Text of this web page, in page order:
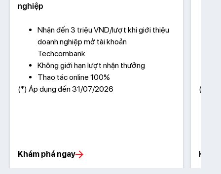
nghiệp
Nhận đến 3 triệu VND/lượt khi giới thiệu
doanh nghiệp mở tài khoản
Techcombank
Không giới hạn lượt nhận thưởng
Thao tác online 100%
(*) Áp dụng đến 31/07/2026
Khám phá ngay
(*) Áp